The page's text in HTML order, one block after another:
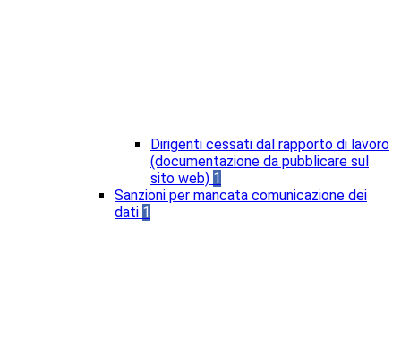
Dirigenti cessati dal rapporto di lavoro
(documentazione da pubblicare sul
sito web) 1
Sanzioni per mancata comunicazione dei
dati 1